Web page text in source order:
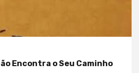
Encontra o Seu Caminho